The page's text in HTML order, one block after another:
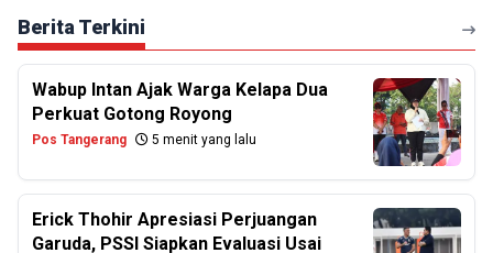
Berita Terkini
Wabup Intan Ajak Warga Kelapa Dua
Perkuat Gotong Royong
Pos Tangerang 5 menit yang lalu
Erick Thohir Apresiasi Perjuangan
Garuda, PSSI Siapkan Evaluasi Usai